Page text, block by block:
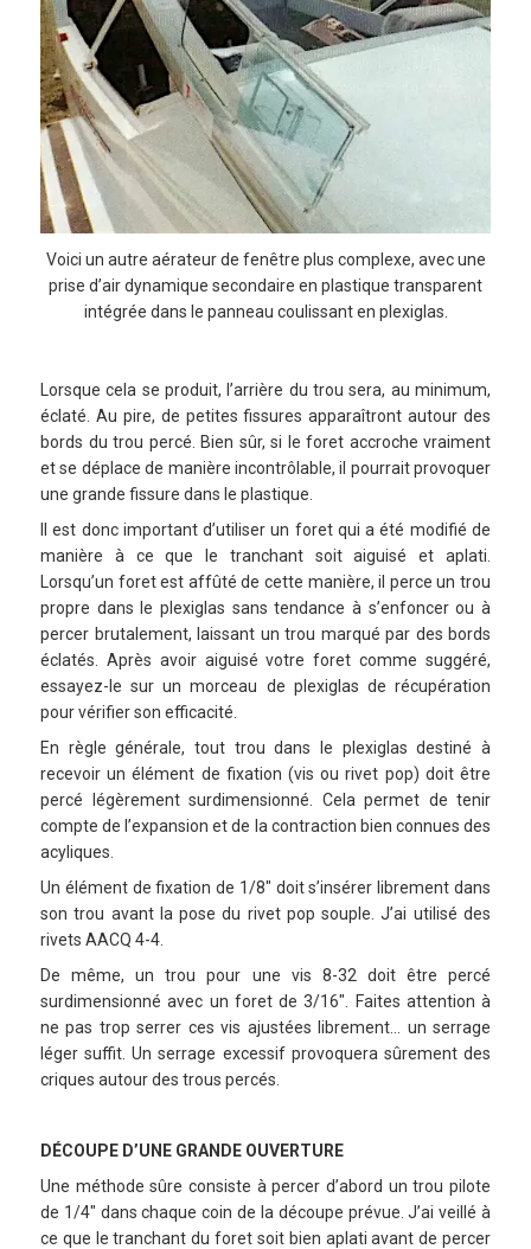
Voici un autre aérateur de fenêtre plus complexe, avec une
prise d’air dynamique secondaire en plastique transparent
intégrée dans le panneau coulissant en plexiglas.
Lorsque cela se produit, l’arrière du trou sera, au minimum,
éclaté. Au pire, de petites fissures apparaîtront autour des
bords du trou percé. Bien sûr, si le foret accroche vraiment
et se déplace de manière incontrôlable, il pourrait provoquer
une grande fissure dans le plastique.
Il est donc important d’utiliser un foret qui a été modifié de
manière à ce que le tranchant soit aiguisé et aplati.
Lorsqu’un foret est affûté de cette manière, il perce un trou
propre dans le plexiglas sans tendance à s’enfoncer ou à
percer brutalement, laissant un trou marqué par des bords
éclatés. Après avoir aiguisé votre foret comme suggéré,
essayez-le sur un morceau de plexiglas de récupération
pour vérifier son efficacité.
En règle générale, tout trou dans le plexiglas destiné à
recevoir un élément de fixation (vis ou rivet pop) doit être
percé légèrement surdimensionné. Cela permet de tenir
compte de l’expansion et de la contraction bien connues des
acyliques.
Un élément de fixation de 1/8″ doit s’insérer librement dans
son trou avant la pose du rivet pop souple. J’ai utilisé des
rivets AACQ 4-4.
De même, un trou pour une vis 8-32 doit être percé
surdimensionné avec un foret de 3/16″. Faites attention à
ne pas trop serrer ces vis ajustées librement… un serrage
léger suffit. Un serrage excessif provoquera sûrement des
criques autour des trous percés.
DÉCOUPE D’UNE GRANDE OUVERTURE
Une méthode sûre consiste à percer d’abord un trou pilote
de 1/4″ dans chaque coin de la découpe prévue. J’ai veillé à
ce que le tranchant du foret soit bien aplati avant de percer